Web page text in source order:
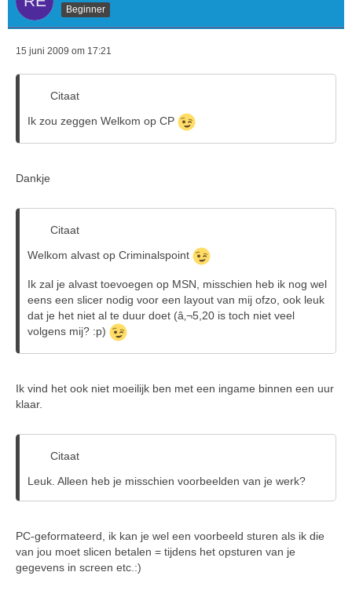
Beginner
15 juni 2009 om 17:21
Citaat
Ik zou zeggen Welkom op CP
Dankje
Citaat
Welkom alvast op Criminalspoint
Ik zal je alvast toevoegen op MSN, misschien heb ik nog wel
eens een slicer nodig voor een layout van mij ofzo, ook leuk
dat je het niet al te duur doet (â‚¬5,20 is toch niet veel
volgens mij? :p)
Ik vind het ook niet moeilijk ben met een ingame binnen een uur
klaar.
Citaat
Leuk. Alleen heb je misschien voorbeelden van je werk?
PC-geformateerd, ik kan je wel een voorbeeld sturen als ik die
van jou moet slicen betalen = tijdens het opsturen van je
gegevens in screen etc.:)